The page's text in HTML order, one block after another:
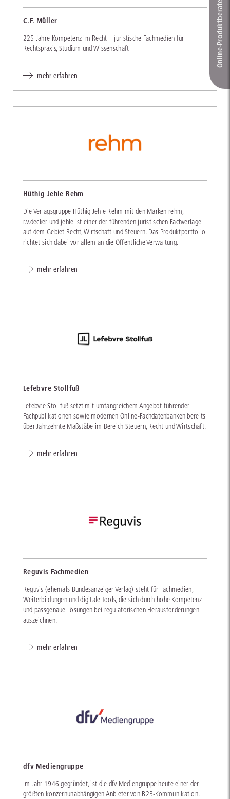
C.F. Müller
225 Jahre Kompetenz im Recht – juristische Fachmedien für
Rechtspraxis, Studium und Wissenschaft
mehr erfahren
Hüthig Jehle Rehm
Die Verlagsgruppe Hüthig Jehle Rehm mit den Marken rehm,
r.v.decker und jehle ist einer der führenden juristischen Fachverlage
auf dem Gebiet Recht, Wirtschaft und Steuern. Das Produktportfolio
richtet sich dabei vor allem an die Öffentliche Verwaltung.
mehr erfahren
Lefebvre Stollfuß
Lefebvre Stollfuß setzt mit umfangreichem Angebot führender
Fachpublikationen sowie modernen Online-Fachdatenbanken bereits
über Jahrzehnte Maßstäbe im Bereich Steuern, Recht und Wirtschaft.
mehr erfahren
Reguvis Fachmedien
Reguvis (ehemals Bundesanzeiger Verlag) steht für Fachmedien,
Weiterbildungen und digitale Tools, die sich durch hohe Kompetenz
und passgenaue Lösungen bei regulatorischen Herausforderungen
auszeichnen.
mehr erfahren
dfv Mediengruppe
Im Jahr 1946 gegründet, ist die dfv Mediengruppe heute einer der
größten konzernunabhängigen Anbieter von B2B-Kommunikation.
Online-Produkt­berater